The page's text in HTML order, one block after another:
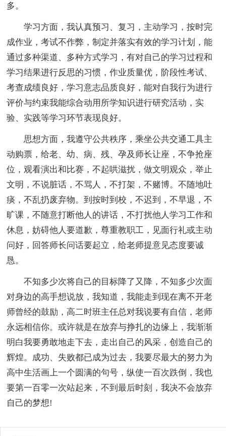
多。
学习方面，我认真预习、复习，主动学习，按时完
成作业，考试不作弊，制定并落实有效的学习计划，能
通过多种渠道、多种方式学习，有对自己的学习过程和
学习结果进行反思的习惯，作业质量优，阶段性考试、
考查成绩良好，学习意志品质良好，能对自我行为进行
评价与约束我能综合动用所学知识进行研究活动，实
验、实践等学习环节表现良好。
思想方面，我遵守公共秩序，乘坐公共交通工具主
动购票，给老、幼、病、残、孕及师长让座，不争抢座
位，观看演出和比赛，不起哄滋扰，做文明观众，举止
文明，不说脏话，不骂人，不打架，不赌博。不随地吐
痰，不乱扔废弃物。到按时到校，不迟到，不早退，不
旷课，不随意打断他人的讲话，不打扰他人学习工作和
休息，妨碍他人要道歉，尊重教职工，见面行礼或主动
问好，回答师长问话要起立，给老师提意见态度要诚
恳。
不知多少次将自己的目标降了又降，不知多少次面
对身边的高手想说放，我知道，我能走到现在离不开老
师曾经的鼓励，高二时班主任总对我说要有自信，老师
永远相信你。或许就是在放弃与挣扎的边缘上，我渐渐
明白我要勇敢地走下去，走出自己的风采，创造自己的
辉煌。成功、失败都已成为过去，我要尽最大的努力为
高中生活画上一个圆满的句号，纵使一百次跌倒，我也
要第一百零一次站起来，不到最后时刻，我决不会放弃
自己的梦想!